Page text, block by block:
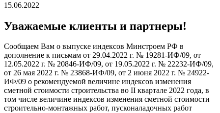
15.06.2022
Уважаемые клиенты и партнеры!
Сообщаем Вам о выпуске индексов Минстроем РФ в
дополнение к письмам от 29.04.2022 г. № 19281-ИФ/09, от
12.05.2022 г. № 20846-ИФ/09, от 19.05.2022 г. № 22232-ИФ/09,
от 26 мая 2022 г. № 23868-ИФ/09, от 2 июня 2022 г. № 24922-
ИФ/09 о рекомендуемой величине индексов изменения
сметной стоимости строительства во II квартале 2022 года, в
том числе величине индексов изменения сметной стоимости
строительно-монтажных работ, пусконаладочных работ